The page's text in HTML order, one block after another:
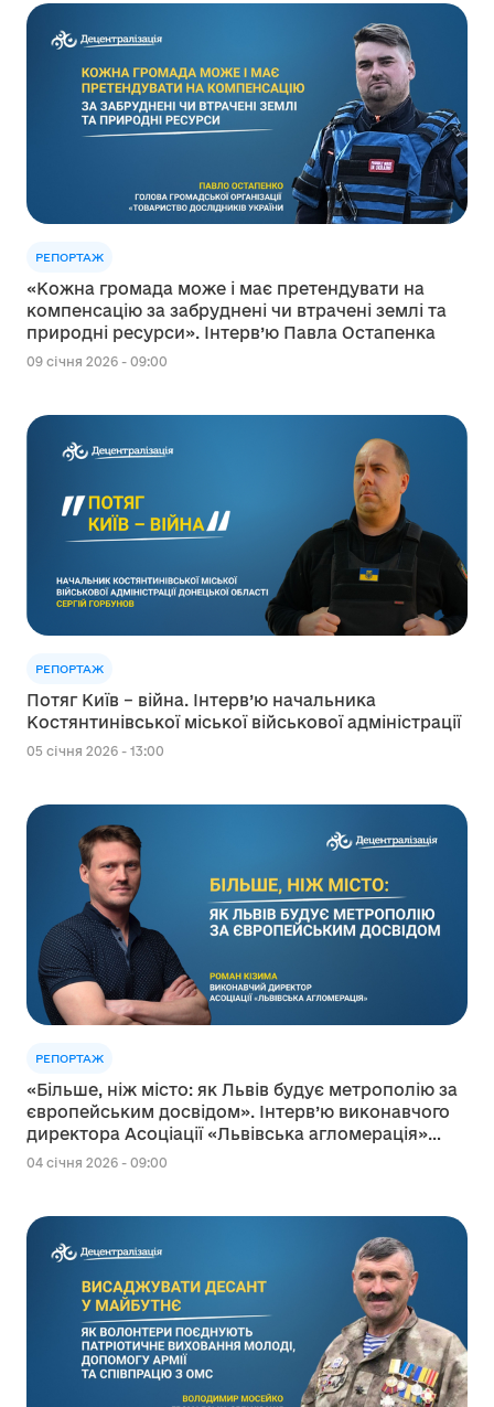
РЕПОРТАЖ
«Кожна громада може і має претендувати на
компенсацію за забруднені чи втрачені землі та
природні ресурси». Інтерв’ю Павла Остапенка
09 січня 2026 - 09:00
РЕПОРТАЖ
Потяг Київ – війна. Інтерв’ю начальника
Костянтинівської міської військової адміністрації
05 січня 2026 - 13:00
РЕПОРТАЖ
«Більше, ніж місто: як Львів будує метрополію за
європейським досвідом». Інтерв’ю виконавчого
директора Асоціації «Львівська агломерація»
Романа Кізими
04 січня 2026 - 09:00